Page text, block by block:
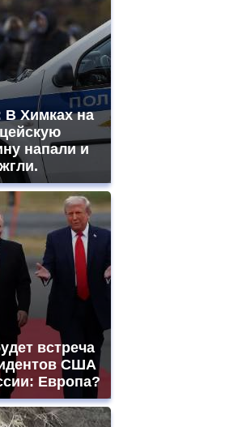
Химках на
напали и
встреча
США
Европа?